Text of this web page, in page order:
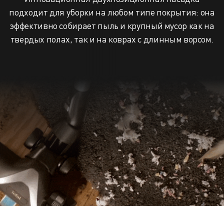
подходит для уборки на любом типе покрытия: она
эффективно собирает пыль и крупный мусор какна
твердых полах, так и на коврах с длинным ворсом.